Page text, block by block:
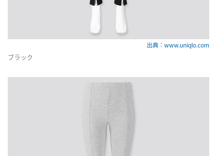
出典：www.uniqlo.com
ブラック